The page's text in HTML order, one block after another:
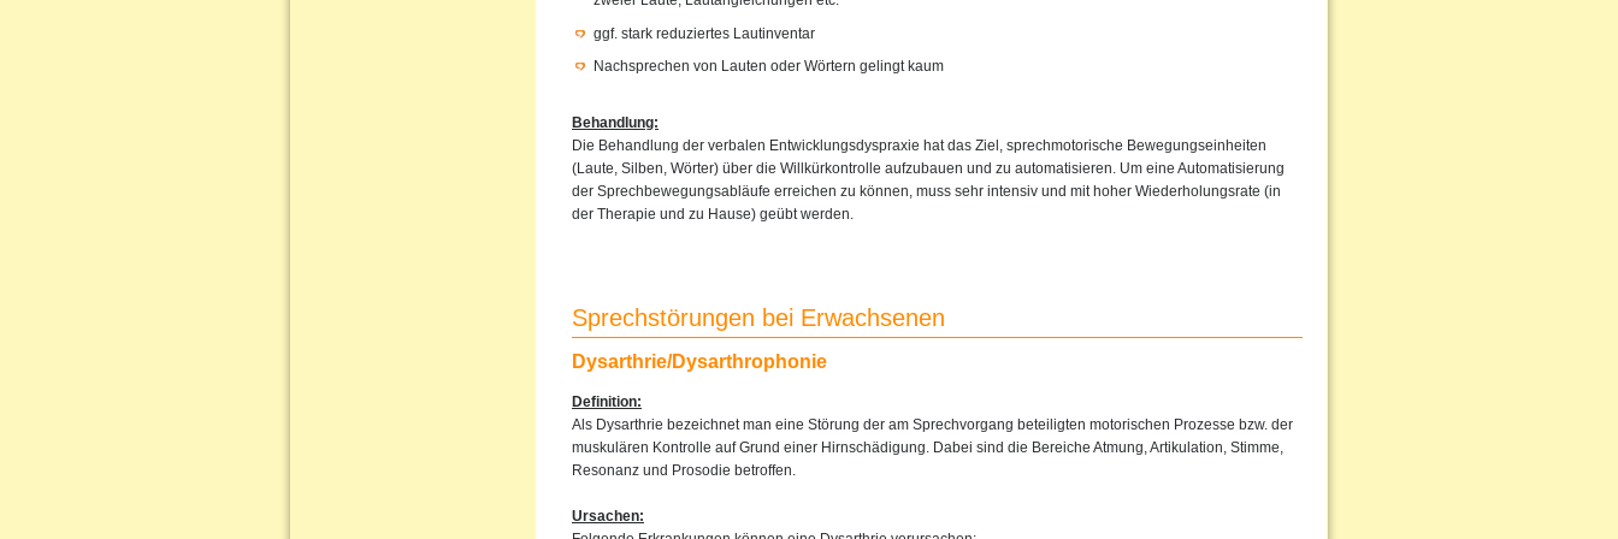
ggf. stark reduziertes Lautinventar
Nachsprechen von Lauten oder Wörtern gelingt kaum
Behandlung:
Die Behandlung der verbalen Entwicklungsdyspraxie hat das Ziel, sprechmotorische Bewegungseinheiten
(Laute, Silben, Wörter) über die Willkürkontrolle aufzubauen und zu automatisieren. Um eine Automatisierung
der Sprechbewegungsabläufe erreichen zu können, muss sehr intensiv und mit hoher Wiederholungsrate (in
der Therapie und zu Hause) geübt werden.
Sprechstörungen bei Erwachsenen
Dysarthrie/Dysarthrophonie
Definition:
Als Dysarthrie bezeichnet man eine Störung der am Sprechvorgang beteiligten motorischen Prozesse bzw. der
muskulären Kontrolle auf Grund einer Hirnschädigung. Dabei sind die Bereiche Atmung, Artikulation, Stimme,
Resonanz und Prosodie betroffen.
Ursachen: